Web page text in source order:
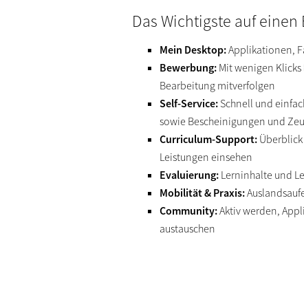
Das Wichtigste auf einen
Mein Desktop:Applikationen,
Bewerbung: Mit wenigen
Bearbeitung mitverfolgen
Self-Service: Schnell und
sowie Bescheinigungen und
Curriculum-Support:
Leistungen einsehen
Evaluierung: Lerninhalte und
Mobilität & Praxis:
Community:Aktiv werden,
austauschen